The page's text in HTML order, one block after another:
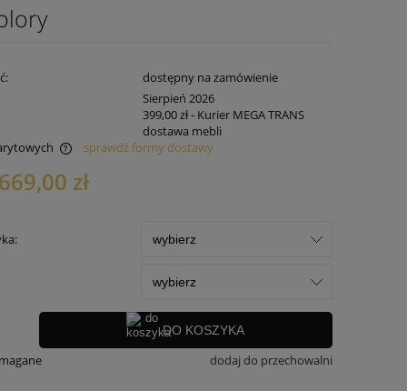
dostępny na zamówienie
Sierpień 2026
399,00 zł- Kurier MEGA TRANS
dostawa mebli
sprawdź formy dostawy
zł
DO KOSZYKA
dodaj do przechowalni